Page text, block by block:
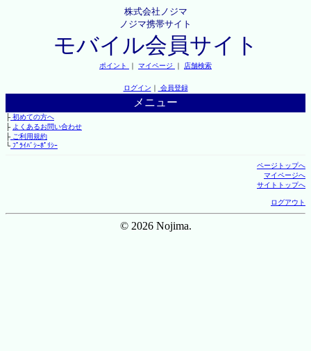
株式会社ノジマ
ノジマ携帯サイト
モバイル会員サイト
ポイント ｜ マイページ ｜ 店舗検索
ログイン ｜ 会員登録
メニュー
├初めての方へ
├ よくあるお問い合わせ
├ご利用規約
└ﾌﾟﾗｲﾊﾞｼｰﾎﾟﾘｼｰ
ページトップへ
マイページへ
サイトトップへ
ログアウト
© 2026 Nojima.